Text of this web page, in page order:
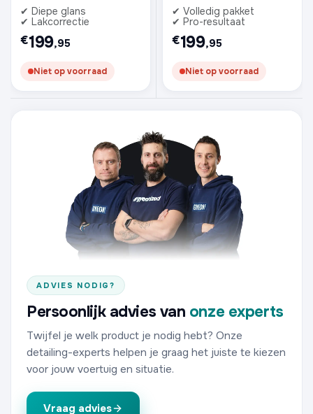
✔ Diepe glans
✔ Lakcorrectie
€199,95
Niet op voorraad
✔ Volledig pakket
✔ Pro-resultaat
€199,95
Niet op voorraad
ADVIES NODIG?
Persoonlijk advies van onze experts
Twijfel je welk product je nodig hebt? Onze
detailing-experts helpen je graag het juiste te kiezen
voor jouw voertuig en situatie.
Vraag advies